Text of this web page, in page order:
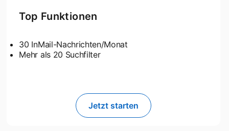
Top Funktionen
30 InMail-Nachrichten/Monat
Mehr als 20 Suchfilter
Jetzt startenopens in a new tab